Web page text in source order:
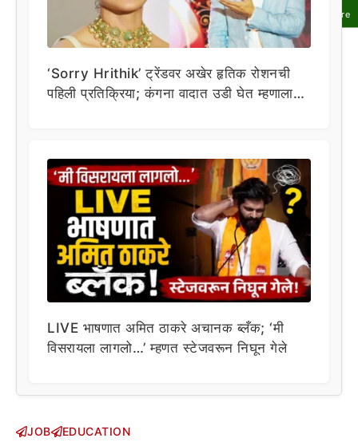
Share
‘Sorry Hrithik’ ट्रेंडवर अखेर हृतिक रोशनची
पहिली प्रतिक्रिया; कंगना वादात उडी घेत म्हणाला…
LIVE भाषणात अमित ठाकरे अचानक ब्लँक; ‘मी
विसरायला लागलो…’ म्हणत स्टेजवरून निघून गेले
JOB EDUCATION